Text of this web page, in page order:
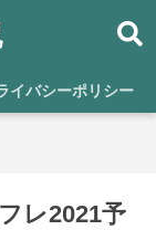
イバシーポリシー
レ2021予